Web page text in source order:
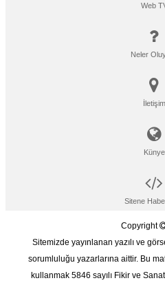
Web
Neler
İletişim
Künye
Sitene
Copyright
Sitemizde yayınlanan yazılı ve
sorumluluğu yazarlarına aittir. Bu
kullanmak 5846 sayılı Fikir ve